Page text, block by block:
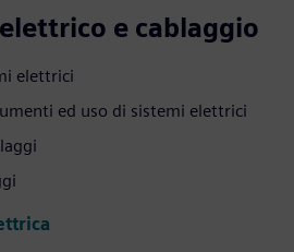
e cablaggio
elettrici
ed uso di sistemi elettrici